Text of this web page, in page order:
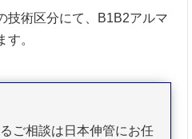
技術区分にて、B1B2アルマ
。
ご相談は 日本伸管にお任